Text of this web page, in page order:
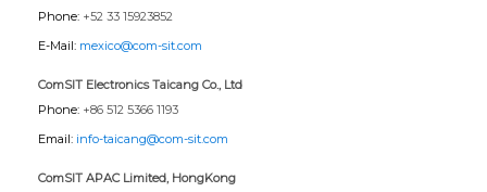
Phone: +52 33 15923852
E-Mail: mexico@com-sit.com
ComSIT Electronics Taicang Co., Ltd
Phone: +86 512 5366 1193
Email: info-taicang@com-sit.com
ComSIT APAC Limited, HongKong